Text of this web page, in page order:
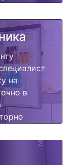
на
в